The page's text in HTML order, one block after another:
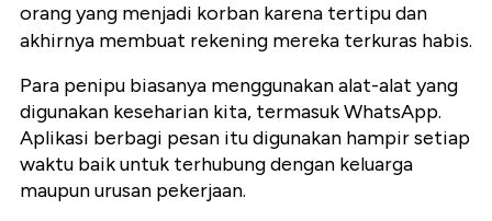
orang yang menjadi korban karena tertipu dan
akhirnya membuat rekening mereka terkuras habis.
Para penipu biasanya menggunakan alat-alat yang
digunakan keseharian kita, termasuk WhatsApp.
Aplikasi berbagi pesan itu digunakan hampir setiap
waktu baik untuk terhubung dengan keluarga
maupun urusan pekerjaan.